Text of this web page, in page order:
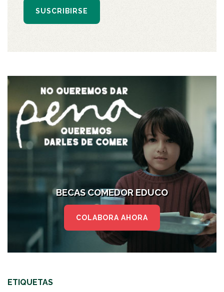
SUSCRIBIRSE
BECAS COMEDOR EDUCO
COLABORA AHORA
ETIQUETAS